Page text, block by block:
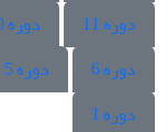
دوره 11
دوره 10
دوره 6
دوره 5
دوره 1